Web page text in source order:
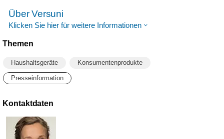
Über Versuni
Klicken Sie hier für weitere Informationen
Themen
Haushaltsgeräte Konsumentenprodukte
Presseinformation
Kontaktdaten